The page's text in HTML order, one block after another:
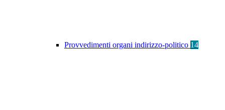
Provvedimenti organi indirizzo-politico 14